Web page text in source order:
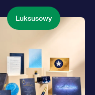
Luksusowy